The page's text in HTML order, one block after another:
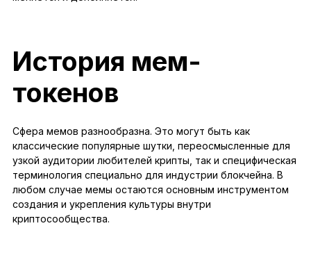
История мем-
токенов
Сфера мемов разнообразна. Это могут быть как
классические популярные шутки, переосмысленные для
узкой аудитории любителей крипты, так и специфическая
терминология специально для индустрии блокчейна. В
любом случае мемы остаются основным инструментом
создания и укрепления культуры внутри
криптосообщества.